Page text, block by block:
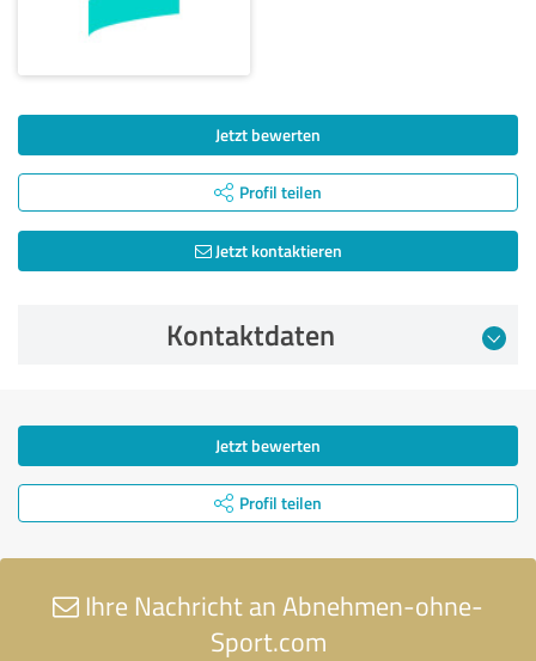
Jetzt bewerten
Profil teilen
Jetzt kontaktieren
Kontaktdaten
Jetzt bewerten
Profil teilen
Ihre Nachricht an Abnehmen-ohne-
Sport.com